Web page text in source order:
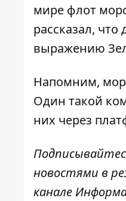
мире флот
рассказал,
выражению
Напомним,
Один такой
них через
новостями в
канале